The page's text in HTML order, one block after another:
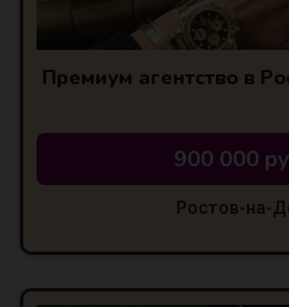
Премиум агентство в
900 000
Ростов-на-